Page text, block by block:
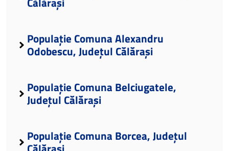
Populație Comuna Alexandru
Odobescu, Județul Călărași
Populație Comuna Belciugatele,
Județul Călărași
Populație Comuna Borcea, Județul